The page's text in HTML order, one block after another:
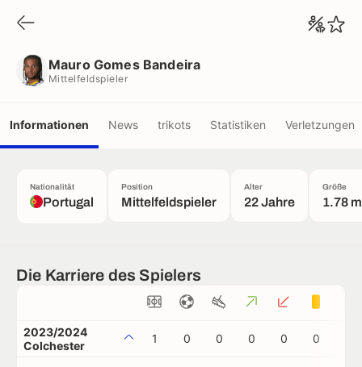
Mauro Gomes Bandeira
Mittelfeldspieler
Informationen News trikots Statistiken Verletzungen
Nationalität
Portugal
Position
Mittelfeldspieler
Alter
22 Jahre
Größe
1.78 m
Die Karriere des Spielers
2023/2024
Colchester
1 0 0 0 0 0